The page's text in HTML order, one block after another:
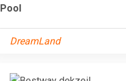
Pool
DreamLand